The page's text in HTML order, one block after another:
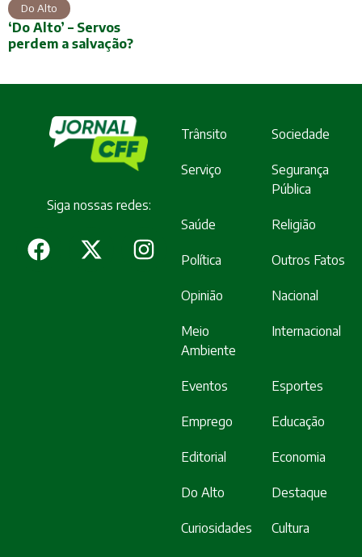
Do Alto
‘Do Alto’ – Servos
perdem a salvação?
Siga nossas redes:
Trânsito Sociedade
Serviço
Segurança
Pública
Saúde Religião
Política Outros Fatos
Opinião Nacional
Meio
Ambiente
Internacional
Eventos Esportes
Emprego Educação
Editorial Economia
Do Alto Destaque
Curiosidades Cultura